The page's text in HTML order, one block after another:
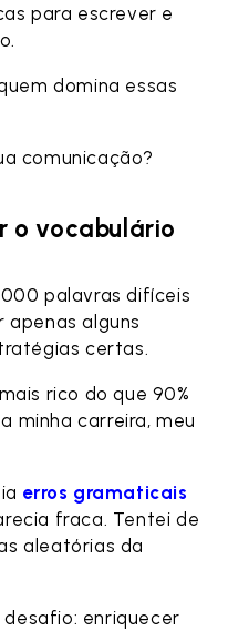
para escrever e
domina essas
comunicação?
o vocabulário
palavras difíceis
apenas alguns
certas.
rico do que 90%
minha carreira, meu
erros gramaticais
fraca. Tentei de
aleatórias da
desafio: enriquecer